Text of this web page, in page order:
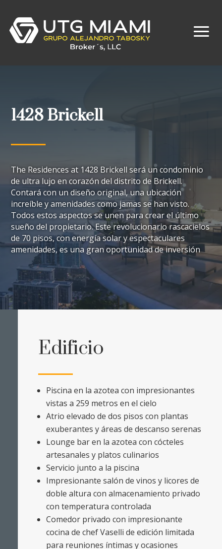
1428 Brickell
The Residences at 1428 Brickell será un condominio
de ultra lujo en corazón del distrito de Brickell.
Contará con un diseño original, una ubicación
increíble y amenidades como jamas se han visto.
Todos estos aspectos se unen para crear el último
sueño del propietario. Este revolucionario rascacielos
de 70 pisos, con energía solar y espectaculares
amenidades, es una gran oportunidad de inversión
Edificio
Piscina en la azotea con impresionantes
vistas a 259 metros en el cielo
Atrio elevado de dos pisos con plantas
exuberantes y áreas de descanso serenas
Lounge bar en la azotea con cócteles
artesanales y platos culinarios
Servicio junto a la piscina
Impresionante salón de vinos y licores de
doble altura con almacenamiento privado
con temperatura controlada
Comedor privado con impresionante
cocina de chef Vaselli de edición limitada
para reuniones íntimas y ocasiones